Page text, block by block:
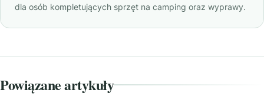
dla osób kompletujących sprzęt na camping oraz wyprawy.
Powiązane artykuły